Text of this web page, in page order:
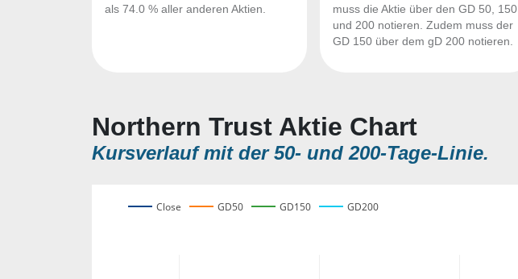
als 74.0 % aller anderen Aktien.
muss die Aktie über den GD 50, 150
und 200 notieren. Zudem muss der
GD 150 über dem gD 200 notieren.
Northern Trust Aktie Chart
Kursverlauf mit der 50- und 200-Tage-Linie.
Close GD50 GD150 GD200